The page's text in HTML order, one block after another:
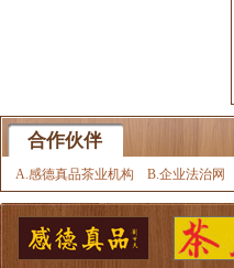
合作伙伴
A.感德真品茶业机构 B.企业法治网